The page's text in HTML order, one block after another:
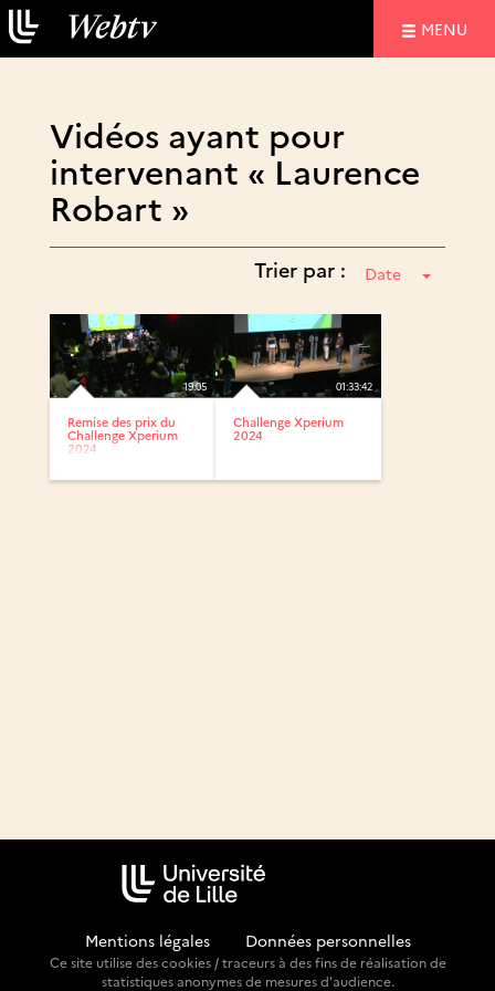
MENU
Vidéos ayant pour
intervenant « Laurence
Robart »
Trier par : Date
19:05
Remise des prix du
Challenge Xperium
2024
01:33:42
Challenge Xperium
2024
Mentions légales Données personnelles
Ce site utilise des cookies / traceurs à des fins de réalisation de
statistiques anonymes de mesures d'audience.